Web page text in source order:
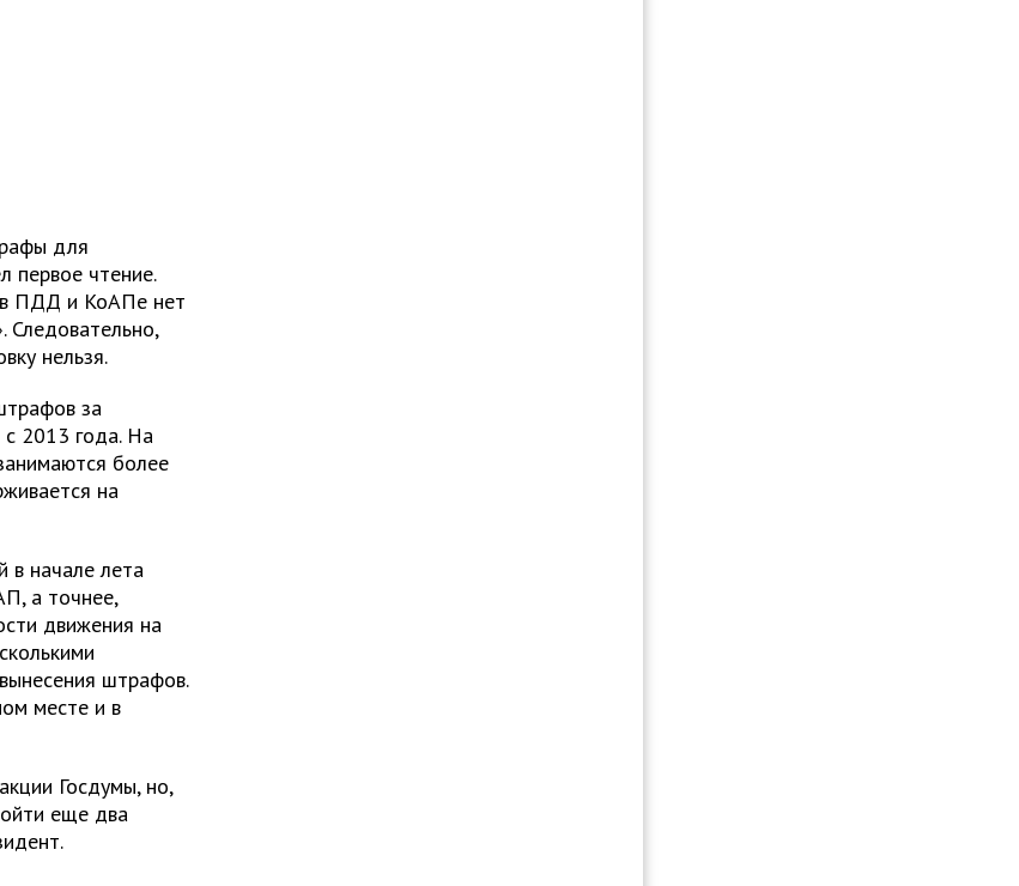
для
первое чтение.
в ПДД и КоАПе нет
Следовательно,
нельзя.
за
с 2013 года. На
более
на
в начале лета
а точнее,
движения на
штрафов.
месте и в
Госдумы, но,
еще два